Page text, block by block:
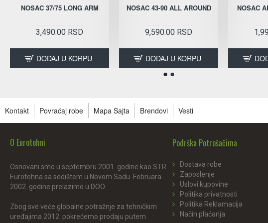
NOSAC 37/75 LONG ARM
3,490.00 RSD
DODAJ U KORPU
NOSAC 43-90 ALL AROUND
9,590.00 RSD
DODAJ U KORPU
NOSAC
Kontakt Povraćaj robe Mapa Sajta Brendovi Vesti
O Eurotehni
Osnovani smo u septembru 2001. godine kao STR
Eurotehna sa sedištem u Novom Sadu. Februara
2002. godine prelazimo u DOO.
Zbog sve veće globalne potražnje za tehničkim
uređajima 2012. pokrećemo prodaju putem
Podrška Potrošačima
Dostava robe
Zaposlenje
Uslovi kupovine
Politika privatnosti
Politika Reklamacija
Način plaćanja